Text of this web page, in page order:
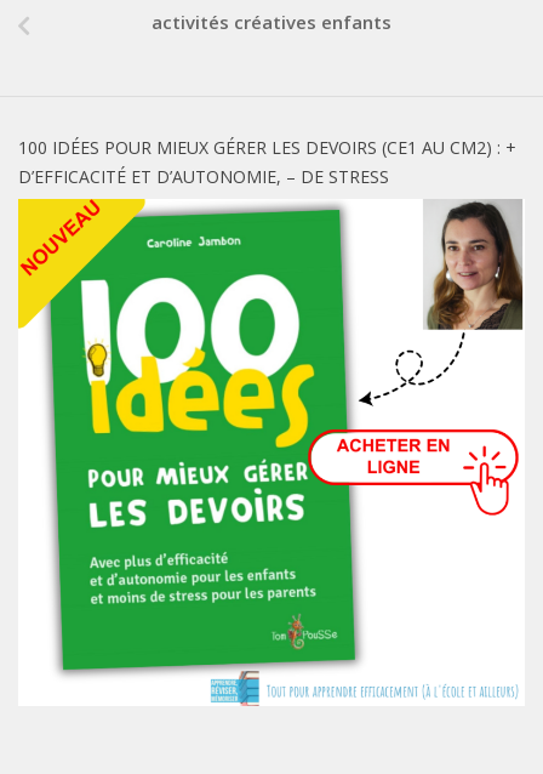
activités créatives enfants
100 IDÉES POUR MIEUX GÉRER LES DEVOIRS (CE1 AU CM2) : +
D’EFFICACITÉ ET D’AUTONOMIE, – DE STRESS